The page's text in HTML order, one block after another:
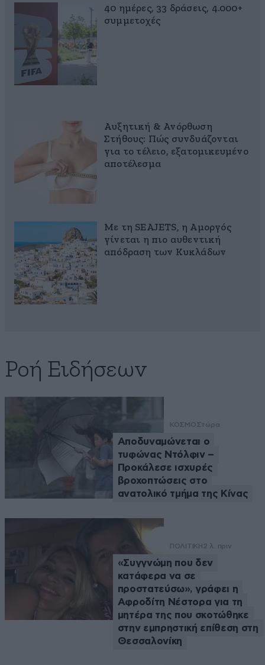
40 ημέρες, 33 δράσεις, 4.000+
συμμετοχές
Αυξητική & Ανόρθωση
Στήθους: Πώς συνδυάζονται
για το τέλειο, εξατομικευμένο
αποτέλεσμα
Με τη SEAJETS, η Αμοργός
γίνεται η πιο αυθεντική
απόδραση των Κυκλάδων
Ροή Ειδήσεων
ΚΟΣΜΟΣτώρα
Αποδυναμώνεται ο
τυφώνας Ντόλφιν –
Προκάλεσε ισχυρές
βροχοπτώσεις στο
ανατολικό τμήμα της Κίνας
ΠΟΛΙΤΙΚΗ2 λ. πριν
«Συγγνώμη που δεν
κατάφερα να σε
προστατεύσω», γράφει η
Αφροδίτη Νέστορα για τη
μητέρα της που σκοτώθηκε
στην εμπρηστική επίθεση στη
Θεσσαλονίκη